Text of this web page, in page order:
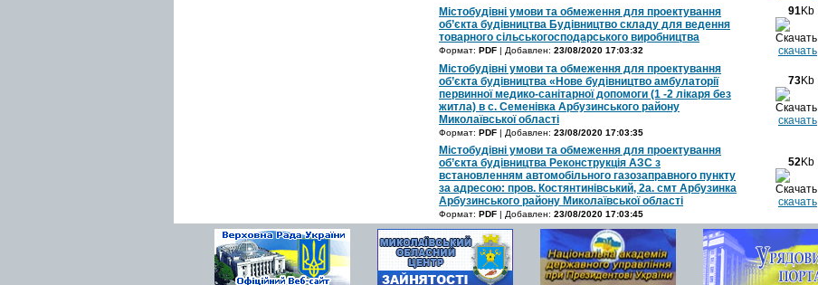
Містобудівні умови та обмеження для проектування
об’єкта будівництва Будівництво складу для ведення
товарного сільськогосподарського виробництва
Формат: PDF | Добавлен: 23/08/2020 17:03:32
91Kb
скачать
Містобудівні умови та обмеження для проектування
об’єкта будівництва «Нове будівництво амбулаторії
первинної медико-санітарної допомоги (1 -2 лікаря без
житла) в с. Семенівка Арбузинського району
Миколаївської області
Формат: PDF | Добавлен: 23/08/2020 17:03:35
73Kb
скачать
Містобудівні умови та обмеження для проектування
об’єкта будівництва Реконструкція АЗС з
встановленням автомобільного газозаправного пункту
за адресою: пров. Костянтинівський, 2а. смт Арбузинка
Арбузинського району Миколаївської області
Формат: PDF | Добавлен: 23/08/2020 17:03:45
52Kb
скачать